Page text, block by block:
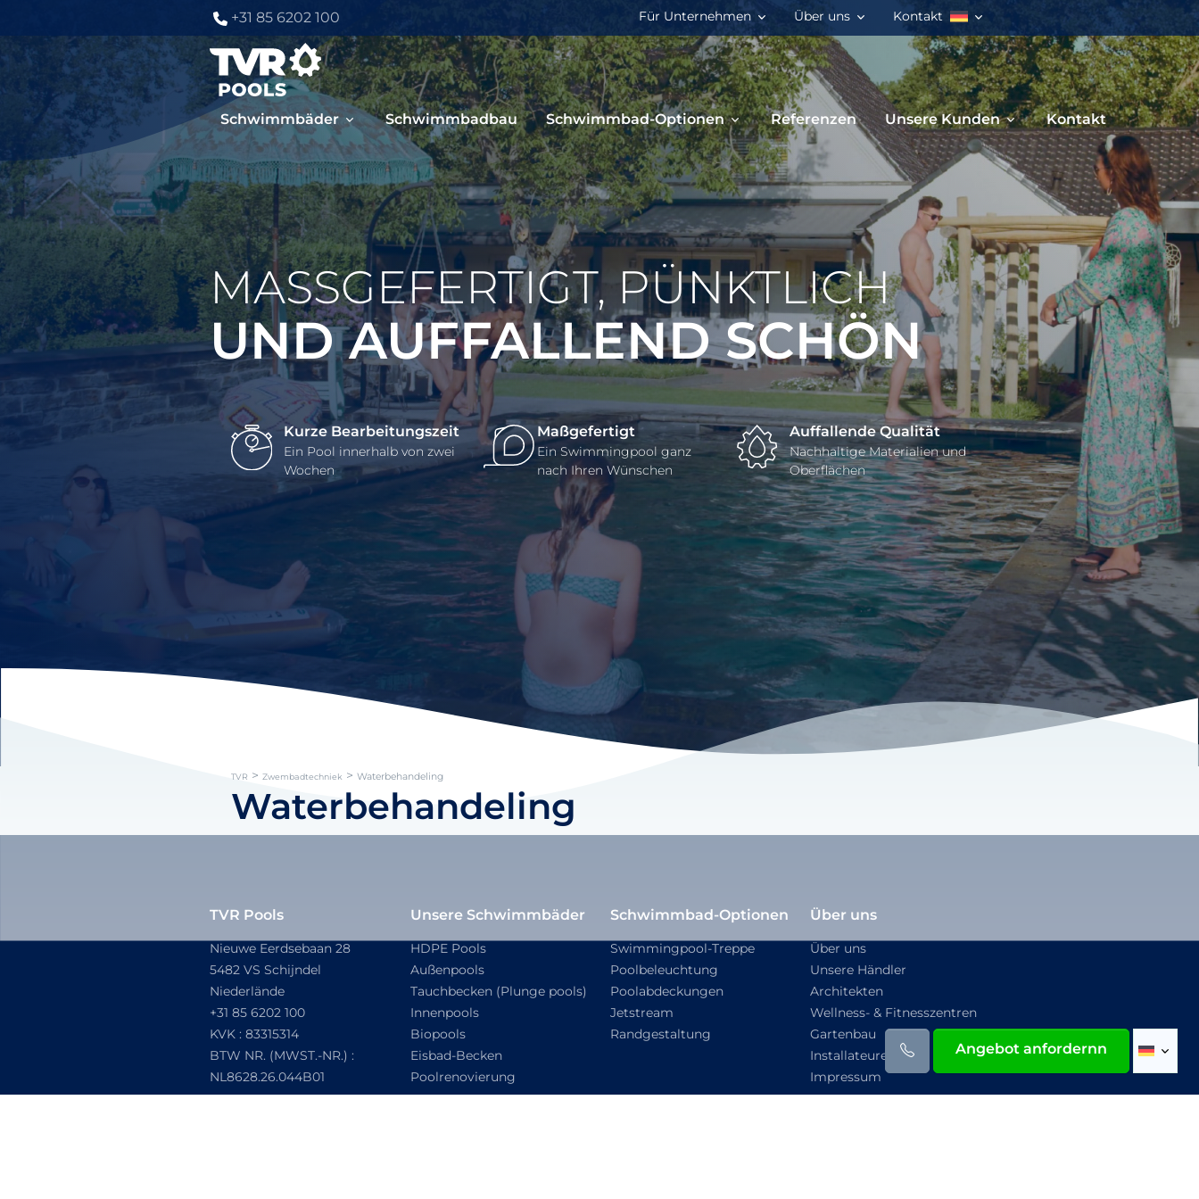
+31 85 6202 100 Für Unternehmen Über uns Kontakt
Schwimmbäder Schwimmbadbau Schwimmbad-Optionen Referenzen Unsere Kunden Kontakt
MASSGEFERTIGT, PÜNKTLICH
UND AUFFALLEND SCHÖN
Kurze Bearbeitungszeit
Ein Pool innerhalb von zwei
Wochen
Maßgefertigt
Ein Swimmingpool ganz
nach Ihren Wünschen
Auffallende Qualität
Nachhaltige Materialien und
Oberflächen
TVR >Zwembadtechniek >Waterbehandeling
Waterbehandeling
TVR Pools
Nieuwe Eerdsebaan 28
5482 VS Schijndel
Niederlände
+31 85 6202 100
KVK :83315314
BTW NR. (MWST.-NR.) :
NL8628.26.044B01
Unsere Schwimmbäder
HDPE Pools
Außenpools
Tauchbecken (Plunge pools)
Innenpools
Biopools
Eisbad-Becken
Poolrenovierung
Schwimmbad-Optionen
Swimmingpool-Treppe
Poolbeleuchtung
Poolabdeckungen
Jetstream
Randgestaltung
Über uns
Über uns
Unsere Händler
Architekten
Wellness- & Fitnesszentren
Gartenbau
Installateure
Impressum
Angebot anfordernn